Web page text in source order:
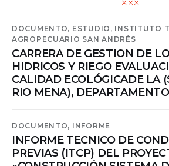
DOCUMENTO, ESTUDIO, INSTITUTO
AGROPECUARIO SAN ANDRÉS
CARRERA DE GESTION DE
HIDRICOS Y RIEGO
CALIDAD ECOLÓGICADE LA
RIO MENA),
DOCUMENTO, INFORME
INFORME TECNICO DE
PREVIAS (ITCP) DEL